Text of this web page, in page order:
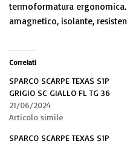
termoformatura
amagnetico, isolante,
Correlati
SPARCO SCARPE TEXAS S1P
GRIGIO SC GIALLO FL TG 36
21/06/2024
Articolo simile
SPARCO SCARPE TEXAS S1P